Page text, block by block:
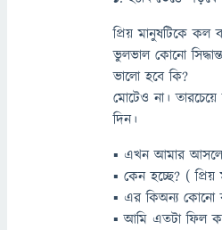
প্রিয় মানুষটিকে কল
ভুলভাল কোনো
ভালো হবে কি?
মোটেও না।
দিন।
▪ এখন আমার আসলে
▪ কেন হচ্ছে? (
▪ এর কিঅন্য কোনো
▪ আমি এতটা ফিল